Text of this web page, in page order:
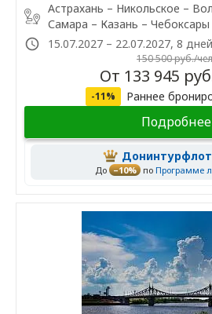
Астрахань – Никольское –
Самара – Казань –
15.07.2027 – 22.07.2027, 8
150 500 руб./
От 133 945
-11% Раннее
Подробнее
До –10% по Программе